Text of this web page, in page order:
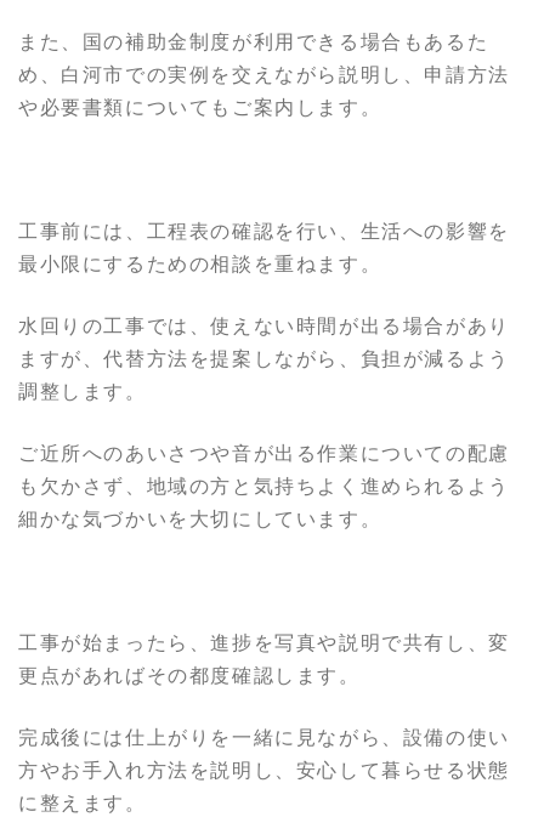
また、国の補助金制度が利用できる場合もあるた
め、白河市での実例を交えながら説明し、申請方法
や必要書類についてもご案内します。
工事前には、工程表の確認を行い、生活への影響を
最小限にするための相談を重ねます。
水回りの工事では、使えない時間が出る場合があり
ますが、代替方法を提案しながら、負担が減るよう
調整します。
ご近所へのあいさつや音が出る作業についての配慮
も欠かさず、地域の方と気持ちよく進められるよう
細かな気づかいを大切にしています。
工事が始まったら、進捗を写真や説明で共有し、変
更点があればその都度確認します。
完成後には仕上がりを一緒に見ながら、設備の使い
方やお手入れ方法を説明し、安心して暮らせる状態
に整えます。